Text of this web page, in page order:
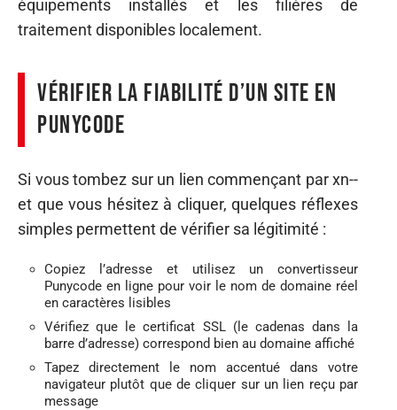
équipements installés et les filières de
traitement disponibles localement.
Vérifier la fiabilité d’un site en
Punycode
Si vous tombez sur un lien commençant par xn--
et que vous hésitez à cliquer, quelques réflexes
simples permettent de vérifier sa légitimité :
Copiez l’adresse et utilisez un convertisseur
Punycode en ligne pour voir le nom de domaine réel
en caractères lisibles
Vérifiez que le certificat SSL (le cadenas dans la
barre d’adresse) correspond bien au domaine affiché
Tapez directement le nom accentué dans votre
navigateur plutôt que de cliquer sur un lien reçu par
message